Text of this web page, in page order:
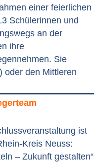
einer feierlichen
Schülerinnen und
an der
ihre
Sie
oder den Mittleren
ist
Kreis Neuss:
– Zukunft gestalten“